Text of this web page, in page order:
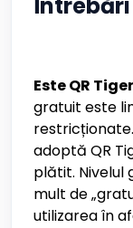
Este QR
gratuit este
adoptă QR
plătit. Nivelul
mult de
utilizarea în